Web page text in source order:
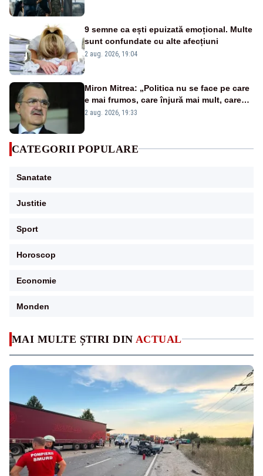
MAI MULTE ȘTIRI DIN ACTUAL
9 semne ca ești epuizată emoțional. Multe
sunt confundate cu alte afecțiuni
2 aug. 2026, 19:04
Miron Mitrea: „Politica nu se face pe care
e mai frumos, care înjură mai mult, care
țipă mai tare, ci pe proiecte”
2 aug. 2026, 19:33
CATEGORII POPULARE
Sanatate
Justitie
Sport
Horoscop
Economie
Monden